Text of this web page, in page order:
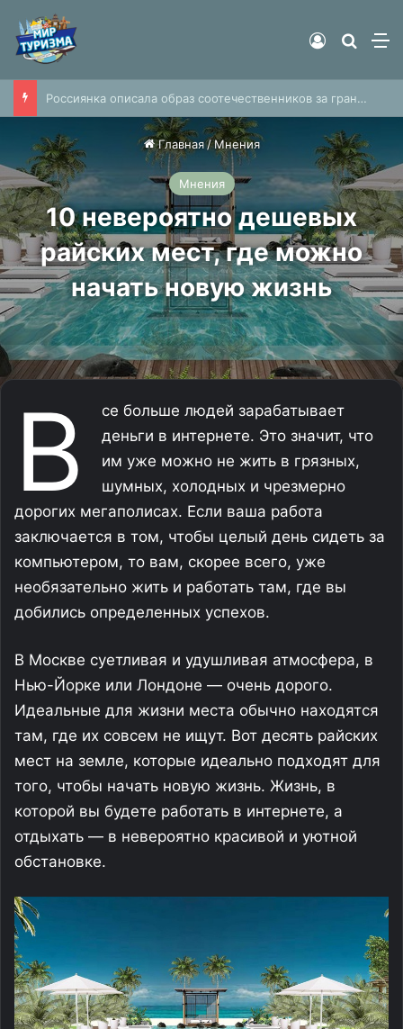
Найти
Войти
Россиянин описал супермаркет в Белоруссии словами «почти полное отсутствие наших брендов»
Главная/Мнения
Мнения
10 невероятно дешевых
райских мест, где можно
начать новую жизнь
В
се больше людей зарабатывает
деньги в интернете. Это значит, что
им уже можно не жить в грязных,
шумных, холодных и чрезмерно
дорогих мегаполисах. Если ваша работа
заключается в том, чтобы целый день сидеть за
компьютером, то вам, скорее всего, уже
необязательно жить и работать там, где вы
добились определенных успехов.
В Москве суетливая и удушливая атмосфера, в
Нью-Йорке или Лондоне — очень дорого.
Идеальные для жизни места обычно находятся
там, где их совсем не ищут. Вот десять райских
мест на земле, которые идеально подходят для
того, чтобы начать новую жизнь. Жизнь, в
которой вы будете работать в интернете, а
отдыхать — в невероятно красивой и уютной
обстановке.